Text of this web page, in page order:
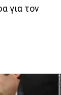
για τον